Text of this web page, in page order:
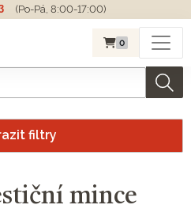
(Po-Pá, 8:00-17:00)
0
filtry
mince